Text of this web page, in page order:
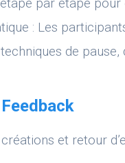
: Les
de
et retour